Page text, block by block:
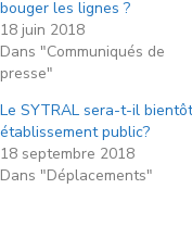
bouger les lignes ?
18 juin 2018
Dans "Communiqués de
presse"
Le SYTRAL sera-t-il
établissement public?
18 septembre 2018
Dans "Déplacements"